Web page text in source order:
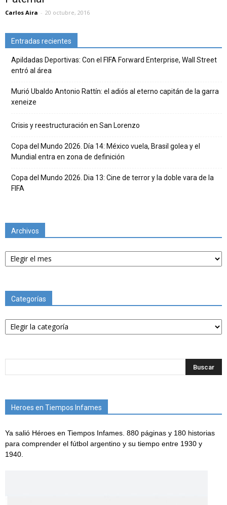
Carlos Aira - 20 octubre, 2016
Entradas recientes
Apildadas Deportivas: Con el FIFA Forward Enterprise, Wall Street
entró al área
Murió Ubaldo Antonio Rattín: el adiós al eterno capitán de la garra
xeneize
Crisis y reestructuración en San Lorenzo
Copa del Mundo 2026. Día 14: México vuela, Brasil golea y el
Mundial entra en zona de definición
Copa del Mundo 2026. Dia 13: Cine de terror y la doble vara de la
FIFA
Archivos
Archivos
Categorías
Categorías
Heroes en Tiempos Infames
Ya salió Héroes en Tiempos Infames. 880 páginas y 180 historias
para comprender el fútbol argentino y su tiempo entre 1930 y
1940.